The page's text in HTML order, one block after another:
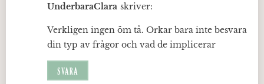
UnderbaraClara skriver:
Verkligen ingen öm tå. Orkar bara inte besvara
din typ av frågor och vad de implicerar
SVARA